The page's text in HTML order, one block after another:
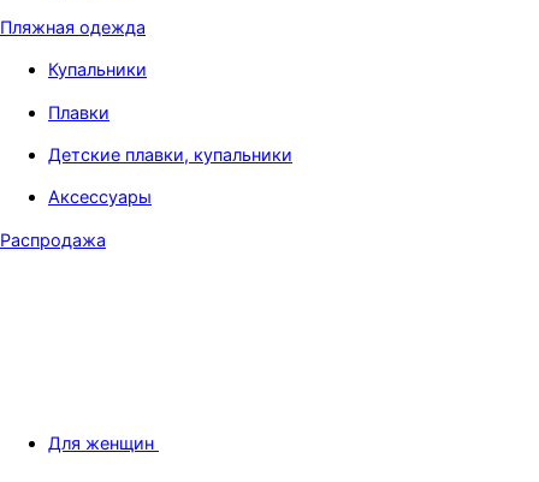
Пляжная одежда
Купальники
Плавки
Детские плавки, купальники
Аксессуары
Распродажа
Для женщин